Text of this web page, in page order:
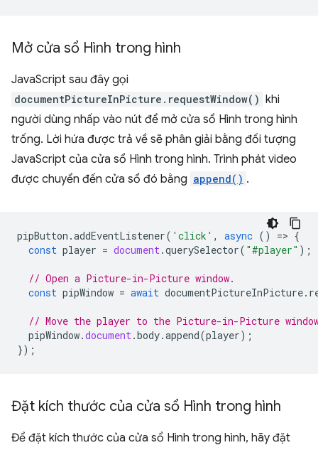
Mở cửa sổ Hình trong hình
JavaScript sau đây gọi
documentPictureInPicture.requestWindow() khi
người dùng nhấp vào nút để mở cửa sổ Hình trong hình
trống. Lời hứa được trả về sẽ phân giải bằng đối tượng
JavaScript của cửa sổ Hình trong hình. Trình phát video
được chuyển đến cửa sổ đó bằng append() .
pipButton .addEventListener( 'click' , async () => {
const player = document .querySelector( "#player" );
// Open a Picture-in-Picture window.
const pipWindow = await documentPictureInPicture.
// Move the player to the Picture-in-Picture
pipWindow.document .body.append(player);
});
Đặt kích thước của cửa sổ Hình trong hình
Để đặt kích thước của cửa sổ Hình trong hình, hãy đặt